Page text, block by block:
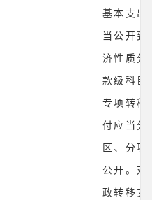
基本支出
当公开到
济性质分
款级科目
专项转移
付应当分
区、分项
公开。对
政转移支